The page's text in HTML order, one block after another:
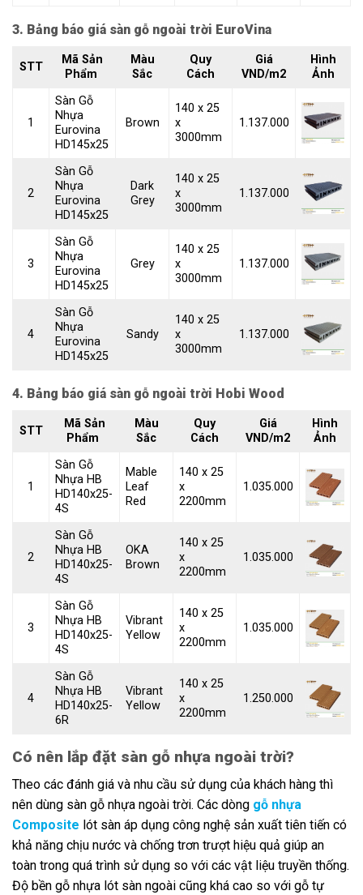
3. Bảng báo giá sàn gỗ ngoài trời EuroVina
STT
Mã Sản
Phẩm
Màu
Sắc
Quy
Cách
Giá
VND/m2
Hình
Ảnh
1
Sàn Gỗ
Nhựa
Eurovina
HD145x25
Brown
140 x 25
x
3000mm
1.137.000
2
Sàn Gỗ
Nhựa
Eurovina
HD145x25
Dark
Grey
140 x 25
x
3000mm
1.137.000
3
Sàn Gỗ
Nhựa
Eurovina
HD145x25
Grey
140 x 25
x
3000mm
1.137.000
4
Sàn Gỗ
Nhựa
Eurovina
HD145x25
Sandy
140 x 25
x
3000mm
1.137.000
4. Bảng báo giá sàn gỗ ngoài trời Hobi Wood
STT
Mã Sản
Phẩm
Màu
Sắc
Quy
Cách
Giá
VND/m2
Hình
Ảnh
1
Sàn Gỗ
Nhựa HB
HD140x25-
4S
Mable
Leaf
Red
140 x 25
x
2200mm
1.035.000
2
Sàn Gỗ
Nhựa HB
HD140x25-
4S
OKA
Brown
140 x 25
x
2200mm
1.035.000
3
Sàn Gỗ
Nhựa HB
HD140x25-
4S
Vibrant
Yellow
140 x 25
x
2200mm
1.035.000
4
Sàn Gỗ
Nhựa HB
HD140x25-
6R
Vibrant
Yellow
140 x 25
x
2200mm
1.250.000
Có nên lắp đặt sàn gỗ nhựa ngoài trời?
Theo các đánh giá và nhu cầu sử dụng của khách hàng thì
nên dùng sàn gỗ nhựa ngoài trời. Các dòng gỗ nhựa
Composite lót sàn áp dụng công nghệ sản xuất tiên tiến có
khả năng chịu nước và chống trơn trượt hiệu quả giúp an
toàn trong quá trình sử dụng so với các vật liệu truyền thống.
Độ bền gỗ nhựa lót sàn ngoài cũng khá cao so với gỗ tự